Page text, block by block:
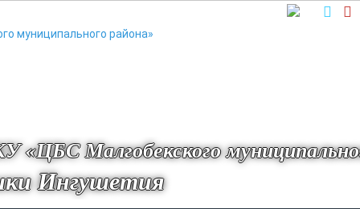
«ЦБС Малгобекского
Ингушетия